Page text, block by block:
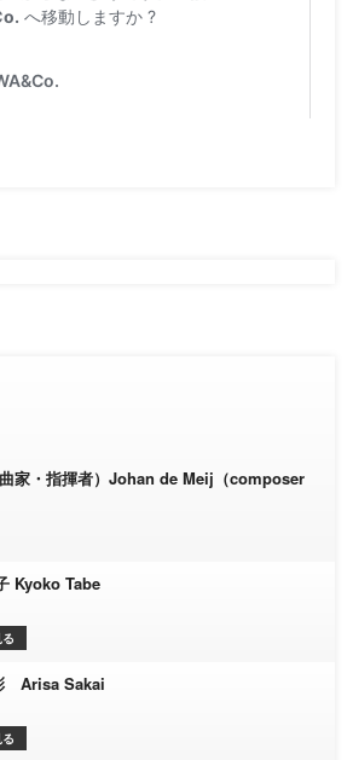
家・指揮者）Johan de Meij（composer
Kyoko Tabe
Arisa Sakai